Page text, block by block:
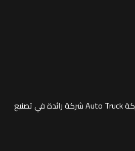
منذ عام 1995 ، أصبحت شركة Auto Truck شركة رائدة في تصنيع